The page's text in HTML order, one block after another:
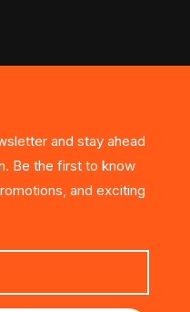
and stay ahead
Be the first to know
and exciting